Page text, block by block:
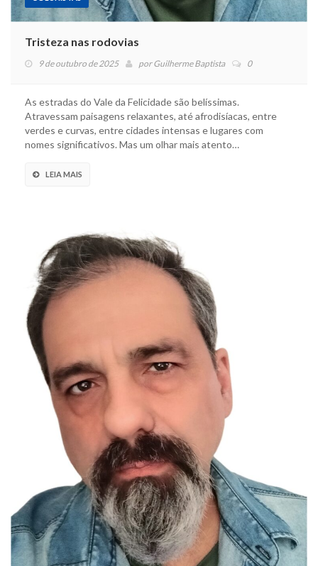
Tristeza nas rodovias
9 de outubro de 2025 porGuilherme Baptista 0
As estradas do Vale da Felicidade são belíssimas.
Atravessam paisagens relaxantes, até afrodisíacas, entre
verdes e curvas, entre cidades intensas e lugares com
nomes significativos. Mas um olhar mais atento…
LEIA MAIS